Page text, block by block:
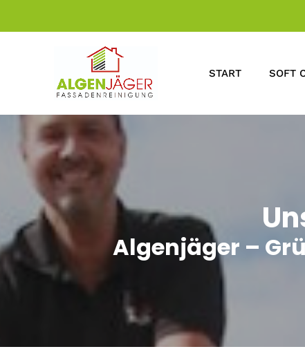
START SOFT
Algenjäger –